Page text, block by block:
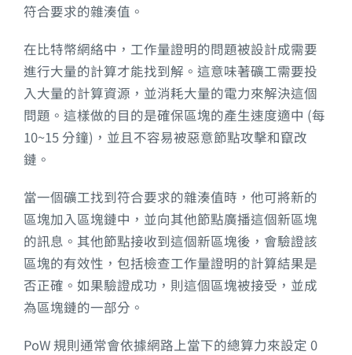
符合要求的雜湊值。
在比特幣網絡中，工作量證明的問題被設計成需要
進行大量的計算才能找到解。這意味著礦工需要投
入大量的計算資源，並消耗大量的電力來解決這個
問題。這樣做的目的是確保區塊的產生速度適中 (每
10~15 分鐘)，並且不容易被惡意節點攻擊和竄改
鏈。
當一個礦工找到符合要求的雜湊值時，他可將新的
區塊加入區塊鏈中，並向其他節點廣播這個新區塊
的訊息。其他節點接收到這個新區塊後，會驗證該
區塊的有效性，包括檢查工作量證明的計算結果是
否正確。如果驗證成功，則這個區塊被接受，並成
為區塊鏈的一部分。
PoW 規則通常會依據網路上當下的總算力來設定 0